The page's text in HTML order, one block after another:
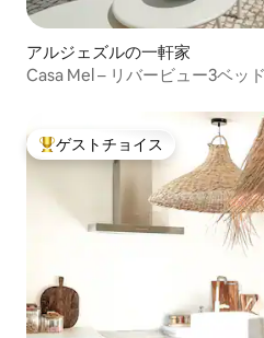
アルジェズルの一軒家
Casa Mel – リバービュー3ベッ
大好評のゲストチョイスです。
ゲストチョイス